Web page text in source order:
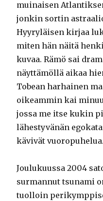
muinaisen
jonkin sortin
Hyyryläisen kirjaa
miten hän näitä
kuvaa. Rämö sai
näyttämöllä aikaa
Tobean harhainen
oikeammin kai
jossa me itse kukin
lähestyvänän
kävivät vuoropuhelua.
Joulukuussa 2004
surmannut tsunami
tuolloin